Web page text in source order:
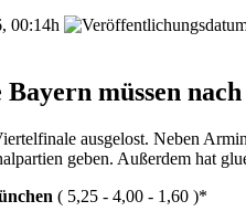
00:14h
müssen
ausgelost. Neben
geben. Außerdem hat
( 5,25 - 4,00 - 1,60 )*